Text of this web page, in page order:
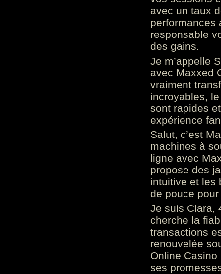
avec un taux
performances
responsable
des gains.
Je m’appelle
avec Maxxed
vraiment
incroyables,
sont rapides
expérience
Salut, c’est
machines à
ligne avec
propose des
intuitive et les
de pouce
Je suis Clara,
cherche la
transactions
renouvelée
Online
ses